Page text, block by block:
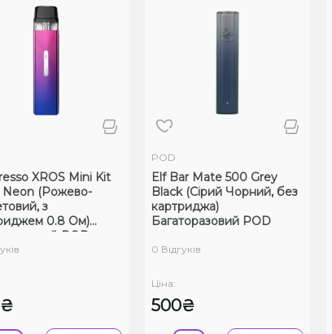
XROS Mini Kit
Neon (Рожево-
з
0.8 Ом)
POD
POD
Elf Bar Mate 500 Grey
Black (Сірий Чорний, без
картриджа)
Багаторазовий POD
0 Відгуків
Ціна:
500₴